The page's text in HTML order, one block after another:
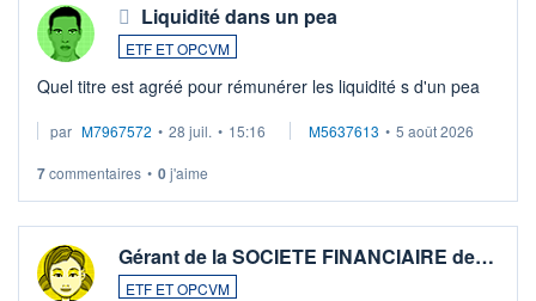
Liquidité dans un pea
ETF ET OPCVM
Quel titre est agréé pour rémunérer les liquidité s d'un pea
par M7967572 • 28 juil. • 15:16 M5637613 • 5 août 2026
7commentaires • 0j'aime
Gérant de la SOCIETE FINANCIAIRE de…
ETF ET OPCVM